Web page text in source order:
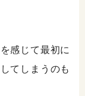
感じて最初に
てしまうのも